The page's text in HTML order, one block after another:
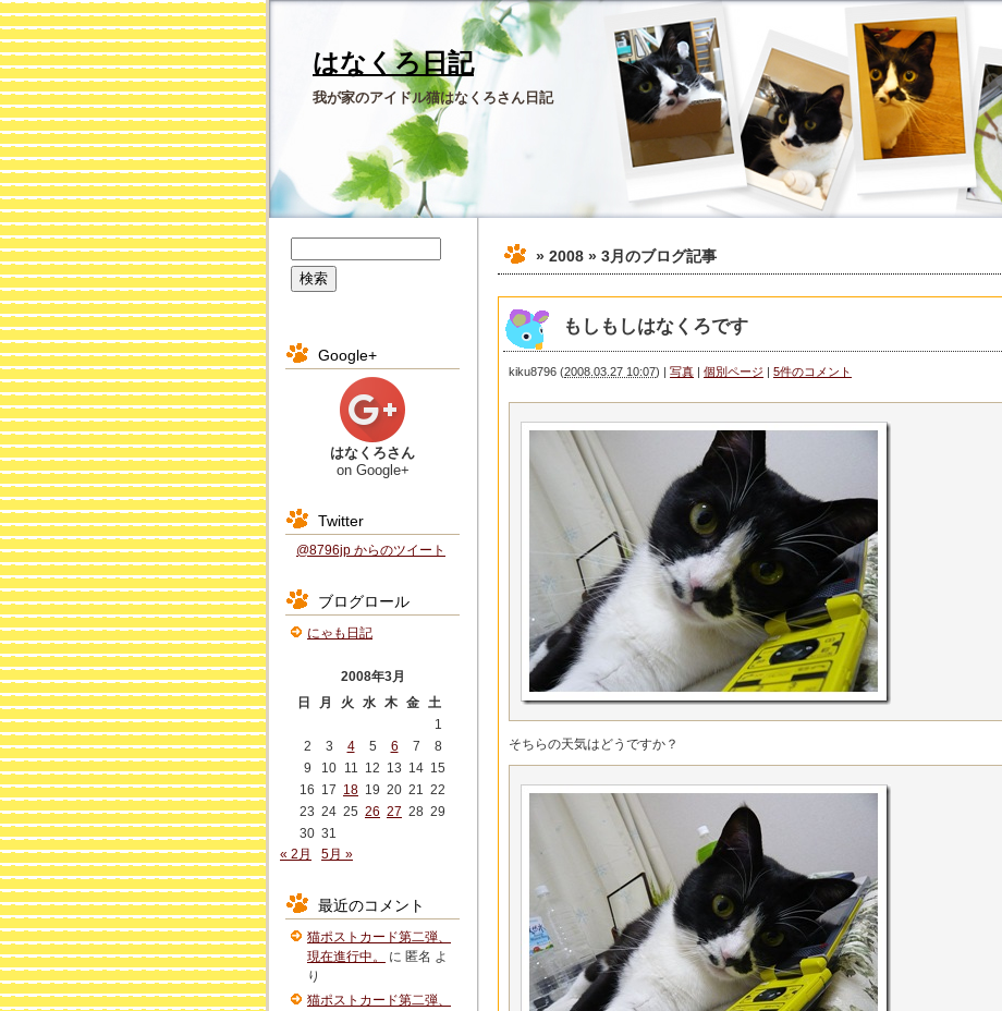
はなくろ日記
我が家のアイドル猫はなくろさん日記
» 2008 » 3月 のブログ記事
もしもしはなくろです
kiku8796 (2008.03.27 10:07) | 写真 | 個別ページ | 5件のコメント
そちらの天気はどうですか？
Google+
はなくろさん
on Google+
Twitter
@8796jp からのツイート
ブログロール
にゃも日記
2008年3月
日
月 火 水 木 金 土
1
2
3 4 5 6 7
8
9
10 11 12 13 14 15
16 17 18 19 20 21 22
23 24 25 26 27 28 29
30 31
« 2月
5月 »
最近のコメント
猫ポストカード第二弾、
現在進行中。
に 匿名 よ
り
猫ポストカード第二弾、